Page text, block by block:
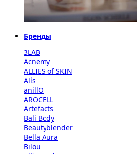
Бренды
3LAB
Acnemy
ALLIES of SKIN
Alís
anillO
AROCELL
Artefacts
Bali Body
Beautyblender
Bella Aura
Bilou